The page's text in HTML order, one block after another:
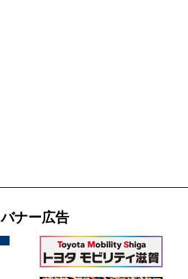
バナー広告